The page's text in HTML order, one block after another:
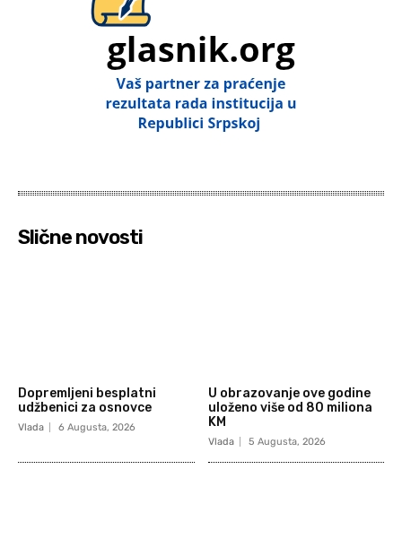
Slične novosti
Dopremljeni besplatni
udžbenici za osnovce
Vlada 6 Augusta, 2026
U obrazovanje ove godine
uloženo više od 80 miliona
KM
Vlada 5 Augusta, 2026